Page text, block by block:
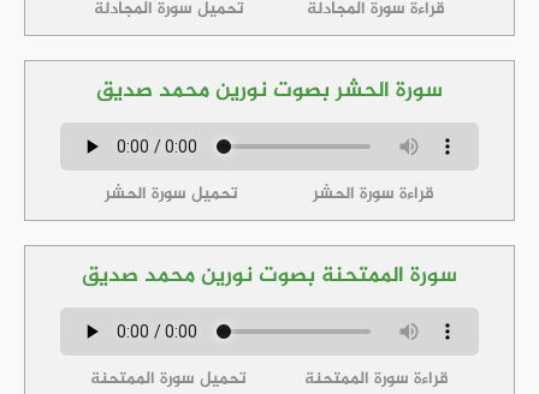
قراءة سورة المجادلة تحميل سورة المجادلة
سورة الحشر بصوت نورين محمد صديق
قراءة سورة الحشر تحميل سورة الحشر
سورة الممتحنة بصوت نورين محمد صديق
قراءة سورة الممتحنة تحميل سورة الممتحنة